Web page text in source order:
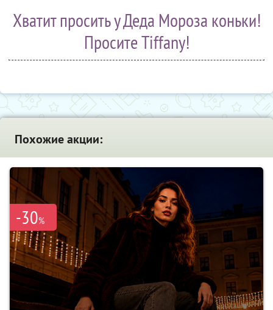
Хватит просить у Деда Мороза коньки!
Просите Tiffany!
Похожие акции:
-30%